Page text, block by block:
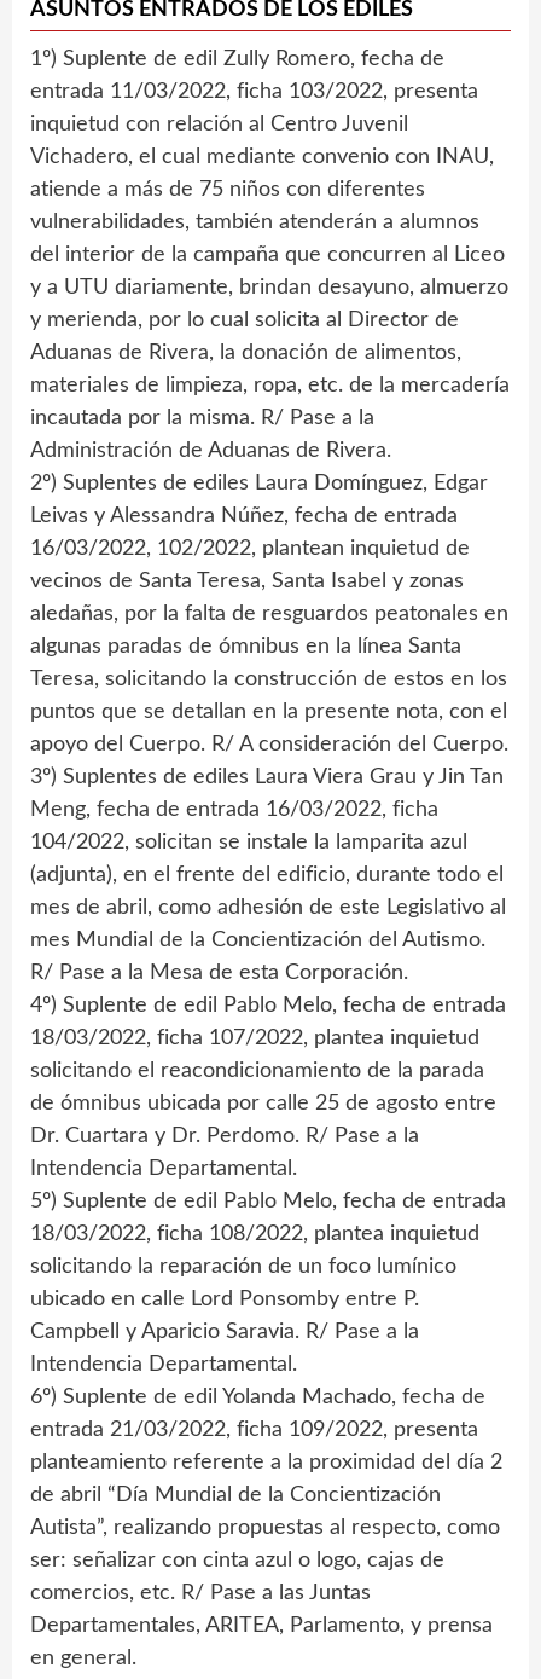
ASUNTOS ENTRADOS DE LOS EDILES
1º) Suplente de edil Zully Romero, fecha de
entrada 11/03/2022, ficha 103/2022, presenta
inquietud con relación al Centro Juvenil
Vichadero, el cual mediante convenio con INAU,
atiende a más de 75 niños con diferentes
vulnerabilidades, también atenderán a alumnos
del interior de la campaña que concurren al Liceo
y a UTU diariamente, brindan desayuno, almuerzo
y merienda, por lo cual solicita al Director de
Aduanas de Rivera, la donación de alimentos,
materiales de limpieza, ropa, etc. de la mercadería
incautada por la misma. R/ Pase a la
Administración de Aduanas de Rivera.
2º) Suplentes de ediles Laura Domínguez, Edgar
Leivas y Alessandra Núñez, fecha de entrada
16/03/2022, 102/2022, plantean inquietud de
vecinos de Santa Teresa, Santa Isabel y zonas
aledañas, por la falta de resguardos peatonales en
algunas paradas de ómnibus en la línea Santa
Teresa, solicitando la construcción de estos en los
puntos que se detallan en la presente nota, con el
apoyo del Cuerpo. R/ A consideración del Cuerpo.
3º) Suplentes de ediles Laura Viera Grau y Jin Tan
Meng, fecha de entrada 16/03/2022, ficha
104/2022, solicitan se instale la lamparita azul
(adjunta), en el frente del edificio, durante todo el
mes de abril, como adhesión de este Legislativo al
mes Mundial de la Concientización del Autismo.
R/ Pase a la Mesa de esta Corporación.
4º) Suplente de edil Pablo Melo, fecha de entrada
18/03/2022, ficha 107/2022, plantea inquietud
solicitando el reacondicionamiento de la parada
de ómnibus ubicada por calle 25 de agosto entre
Dr. Cuartara y Dr. Perdomo. R/ Pase a la
Intendencia Departamental.
5º) Suplente de edil Pablo Melo, fecha de entrada
18/03/2022, ficha 108/2022, plantea inquietud
solicitando la reparación de un foco lumínico
ubicado en calle Lord Ponsomby entre P.
Campbell y Aparicio Saravia. R/ Pase a la
Intendencia Departamental.
6º) Suplente de edil Yolanda Machado, fecha de
entrada 21/03/2022, ficha 109/2022, presenta
planteamiento referente a la proximidad del día 2
de abril “Día Mundial de la Concientización
Autista”, realizando propuestas al respecto, como
ser: señalizar con cinta azul o logo, cajas de
comercios, etc. R/ Pase a las Juntas
Departamentales, ARITEA, Parlamento, y prensa
en general.